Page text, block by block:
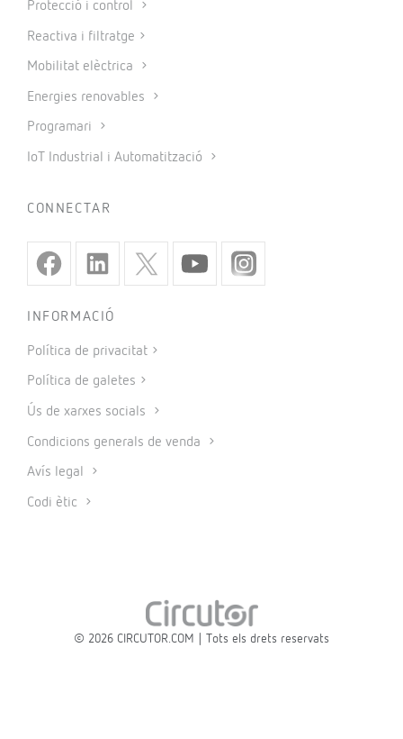
Protecció i control
Reactiva i filtratge
Mobilitat elèctrica
Energies renovables
Programari
IoT Industrial i Automatització
CONNECTAR
INFORMACIÓ
Política de privacitat
Política de galetes
Ús de xarxes socials
Condicions generals de venda
Avís legal
Codi ètic
© 2026 CIRCUTOR.COM | Tots els drets reservats